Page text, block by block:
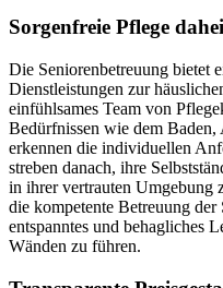
Sorgenfreie Pflege
Die Seniorenbetreuung bietet
Dienstleistungen zur
einfühlsames Team von
Bedürfnissen wie dem
erkennen die individuellen
streben danach, ihre
in ihrer vertrauten Umgebung
die kompetente Betreuung
entspanntes und behagliches
Wänden zu führen.